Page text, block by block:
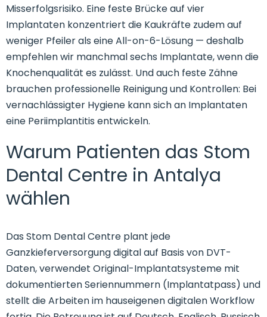
Misserfolgsrisiko. Eine feste Brücke auf vier
Implantaten konzentriert die Kaukräfte zudem auf
weniger Pfeiler als eine All-on-6-Lösung — deshalb
empfehlen wir manchmal sechs Implantate, wenn die
Knochenqualität es zulässt. Und auch feste Zähne
brauchen professionelle Reinigung und Kontrollen: Bei
vernachlässigter Hygiene kann sich an Implantaten
eine Periimplantitis entwickeln.
Warum Patienten das Stom
Dental Centre in Antalya
wählen
Das Stom Dental Centre plant jede
Ganzkieferversorgung digital auf Basis von DVT-
Daten, verwendet Original-Implantatsysteme mit
dokumentierten Seriennummern (Implantatpass) und
stellt die Arbeiten im hauseigenen digitalen Workflow